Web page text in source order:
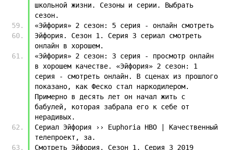
школьной жизни. Сезоны и серии. Выбрать
сезон.
«Эйфория» 2 сезон: 5 серия - онлайн смотреть
Эйфория. Сезон 1. Серия 3 сериал смотреть
онлайн в хорошем.
«Эйфория» 2 сезон: 3 серия - просмотр онлайн
в хорошем качестве. «Эйфория» 2 сезон: 1
серия - смотреть онлайн. В сценах из прошлого
показано, как Феско стал наркодилером.
Примерно в десять лет он начал жить с
бабулей, которая забрала его к себе от
нерадивых.
Сериал Эйфория ›› Euphoria HBO | Качественный
телепроект, за.
Смотреть Эйфория. Сезон 1. Серия 3 2019